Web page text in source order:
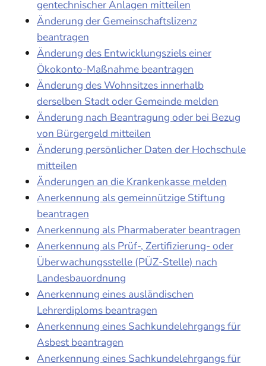
gentechnischer Anlagen mitteilen
Änderung der Gemeinschaftslizenz
beantragen
Änderung des Entwicklungsziels einer
Ökokonto-Maßnahme beantragen
Änderung des Wohnsitzes innerhalb
derselben Stadt oder Gemeinde melden
Änderung nach Beantragung oder bei Bezug
von Bürgergeld mitteilen
Änderung persönlicher Daten der Hochschule
mitteilen
Änderungen an die Krankenkasse melden
Anerkennung als gemeinnützige Stiftung
beantragen
Anerkennung als Pharmaberater beantragen
Anerkennung als Prüf-, Zertifizierung- oder
Überwachungsstelle (PÜZ-Stelle) nach
Landesbauordnung
Anerkennung eines ausländischen
Lehrerdiploms beantragen
Anerkennung eines Sachkundelehrgangs für
Asbest beantragen
Anerkennung eines Sachkundelehrgangs für